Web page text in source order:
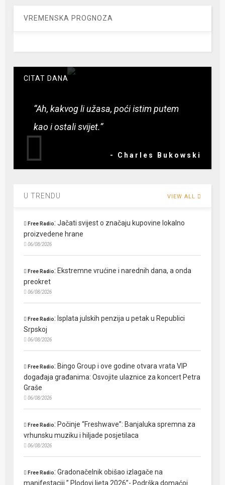
VREMENSKA PROGNOZA
CITAT DANA
“Ah, kakvog li užasa, poći istim putem
kao i ostali svijet.”
- Charles Bukowski
U TRENDU VIEW ALL
Free Radio:Jačati svijest o značaju kupovine lokalno
proizvedene hrane
06/08/2026
Free Radio: Ekstremne vrućine i narednih dana, a onda
preokret
06/08/2026
Free Radio: Isplata julskih penzija u petak u Republici
Srpskoj
06/08/2026
Free Radio: Bingo Group i ove godine otvara vrata VIP
događaja građanima: Osvojite ulaznice za koncert Petra
Graše
06/08/2026
Free Radio: Počinje “Freshwave”: Banjaluka spremna za
vrhunsku muziku i hiljade posjetilaca
06/08/2026
Free Radio:Gradonačelnik obišao izlagače na
manifestaciji ” Plodovi ljeta 2026”- Podrška domaćoj